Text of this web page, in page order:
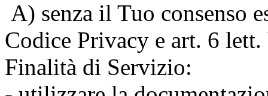
A) senza il Tuo consenso
Codice Privacy e art. 6
Finalità di Servizio: